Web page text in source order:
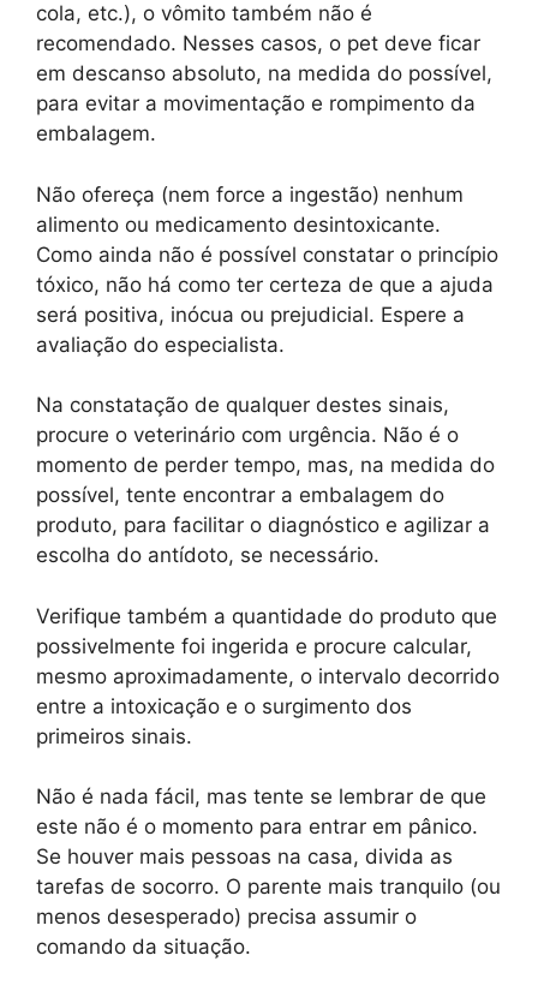
cola, etc.), o vômito também não é
recomendado. Nesses casos, o pet deve ficar
em descanso absoluto, na medida do possível,
para evitar a movimentação e rompimento da
embalagem.
Não ofereça (nem force a ingestão) nenhum
alimento ou medicamento desintoxicante.
Como ainda não é possível constatar o princípio
tóxico, não há como ter certeza de que a ajuda
será positiva, inócua ou prejudicial. Espere a
avaliação do especialista.
Na constatação de qualquer destes sinais,
procure o veterinário com urgência. Não é o
momento de perder tempo, mas, na medida do
possível, tente encontrar a embalagem do
produto, para facilitar o diagnóstico e agilizar a
escolha do antídoto, se necessário.
Verifique também a quantidade do produto que
possivelmente foi ingerida e procure calcular,
mesmo aproximadamente, o intervalo decorrido
entre a intoxicação e o surgimento dos
primeiros sinais.
Não é nada fácil, mas tente se lembrar de que
este não é o momento para entrar em pânico.
Se houver mais pessoas na casa, divida as
tarefas de socorro. O parente mais tranquilo (ou
menos desesperado) precisa assumir o
comando da situação.